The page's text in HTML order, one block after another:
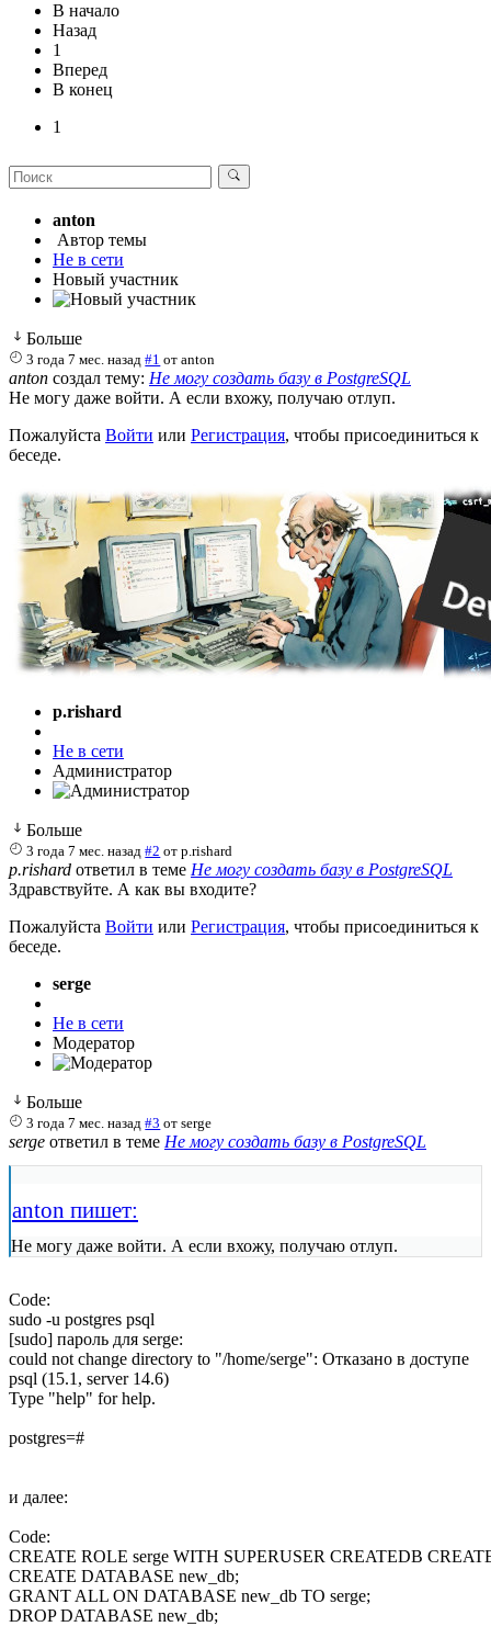
В начало
Назад
1
Вперед
В конец
1
anton
Автор темы
Не в сети
Новый участник
Больше
3 года 7 мес. назад #1 отanton
anton создал тему: Не могу создать базу в PostgreSQL
Не могу даже войти. А если вхожу, получаю отлуп.
Пожалуйста Войти или Регистрация, чтобы присоединиться к
беседе.
p.rishard
Не в сети
Администратор
Больше
3 года 7 мес. назад #2 отp.rishard
p.rishard ответил в теме Не могу создать базу в PostgreSQL
Здравствуйте. А как вы входите?
Пожалуйста Войти или Регистрация, чтобы присоединиться к
беседе.
serge
Не в сети
Модератор
Больше
3 года 7 мес. назад #3 отserge
serge ответил в теме Не могу создать базу в PostgreSQL
anton пишет:
Не могу даже войти. А если вхожу, получаю отлуп.
Code:
sudo -u postgres psql
[sudo] пароль для serge:
could not change directory to "/home/serge": Отказано в доступе
psql (15.1, server 14.6)
Type "help" for help.
postgres=#
и далее:
Code:
CREATE ROLE serge WITH SUPERUSER CREATEDB
CREATE DATABASE new_db;
GRANT ALL ON DATABASE new_db TO serge;
DROP DATABASE new_db;